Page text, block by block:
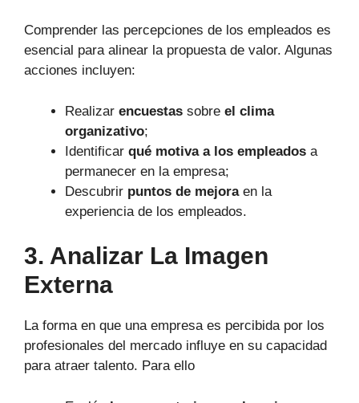
Comprender las percepciones de los empleados es
esencial para alinear la propuesta de valor. Algunas
acciones incluyen:
Realizar encuestas sobre el clima
organizativo;
Identificar qué motiva a los empleados a
permanecer en la empresa;
Descubrir puntos de mejoraen la
experiencia de los empleados.
3. Analizar La Imagen
Externa
La forma en que una empresa es percibida por los
profesionales del mercado influye en su capacidad
para atraer talento. Para ello